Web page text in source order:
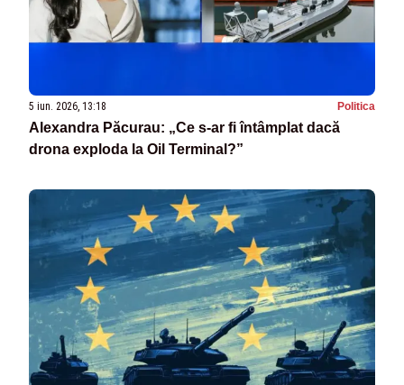
5 iun. 2026, 13:18 Politica
Alexandra Păcurau: „Ce s-ar fi întâmplat dacă
drona exploda la Oil Terminal?”